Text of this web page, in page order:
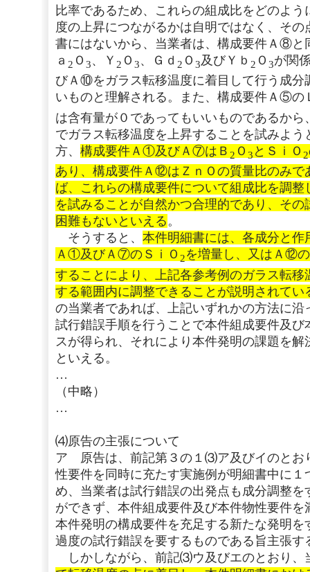
比率であるため、これらの組成比をどのよ
度の上昇につながるかは自明ではなく、そ
書にはないから、当業者は、構成要件Ａ⑧と
ａ 2 Ｏ 3、Ｙ 2 Ｏ 3、Ｇｄ 2 Ｏ 3及びＹｂ 2 Ｏ 3が関
びＡ⑩をガラス転移温度に着目して行う成分
いものと理解される。また、構成要件Ａ⑤の
は含有量が０であってもいいものであるか
でガラス転移温度を上昇することを試みよ
方、 構成要件Ａ①及びＡ⑦はＢ 2 Ｏ 3 とＳｉＯ 2
あり、構成要件Ａ⑫はＺｎＯの質量比のみで
ば、これらの構成要件について組成比を調
を試みることが自然かつ合理的であり、そ
困難もないといえる。
そうすると、 本件明細書には、各成分と
Ａ①及びＡ⑦のＳｉＯ 2を増量し、又はＡ⑫
することにより、上記各参考例のガラス転
する範囲内に調整できることが説明されてい
の当業者であれば、上記いずれかの方法に
試行錯誤手順を行うことで本件組成要件及
スが得られ、それにより本件発明の課題を
といえる。
…
（中略）
…
⑷原告の主張について
ア 原告は、前記第３の１⑶ア及びイのとお
性要件を同時に充たす実施例が明細書中に１
め、当業者は試行錯誤の出発点も成分調整
ができず、本件組成要件及び本件物性要件
本件発明の構成要件を充足する新たな発明
過度の試行錯誤を要するものである旨主張す
しかしながら、前記⑶ウ及びエのとおり、